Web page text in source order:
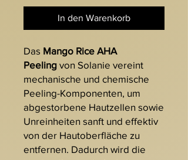
In den Warenkorb
Das Mango Rice AHA
Peeling von Solanie vereint
mechanische und chemische
Peeling-Komponenten, um
abgestorbene Hautzellen sowie
Unreinheiten sanft und effektiv
von der Hautoberfläche zu
entfernen. Dadurch wird die